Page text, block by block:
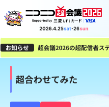
お知らせ 超会議2026の超配信者ス
超合わせてみた